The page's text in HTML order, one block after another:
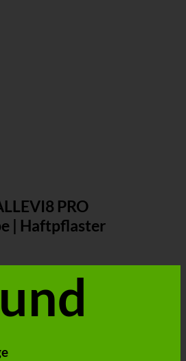
PRO
| Haftpflaster